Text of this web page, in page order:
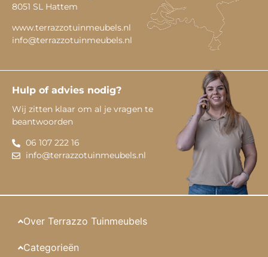
8051 SL Hattem
www.terrazzotuinmeubels.nl
info@terrazzotuinmeubels.nl
Hulp of advies nodig?
Wij zitten klaar om al je vragen te
beantwoorden
06 107 222 16
info@terrazzotuinmeubels.nl
Over Terrazzo Tuinmeubels
Categorieën